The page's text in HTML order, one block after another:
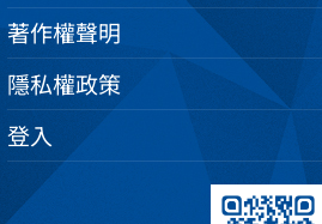
著作權聲明
隱私權政策
登入